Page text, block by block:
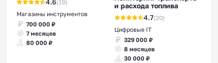
4.6(19)
Магазины инструментов
700 000 ₽
7 месяцев
80 000 ₽
и расхода топлива
4.7(20)
Цифровые IT
329 000 ₽
8 месяцев
30 000 ₽